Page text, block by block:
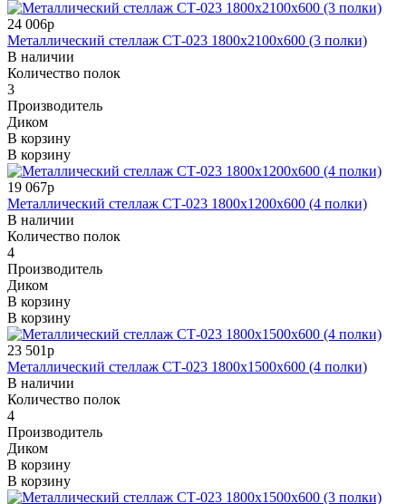
24 006р
Металлический стеллаж СТ-023 1800x2100x600 (3 полки)
В наличии
Количество полок
3
Производитель
Диком
В корзину
В корзину
19 067р
Металлический стеллаж СТ-023 1800x1200x600 (4 полки)
В наличии
Количество полок
4
Производитель
Диком
В корзину
В корзину
23 501р
Металлический стеллаж СТ-023 1800x1500x600 (4 полки)
В наличии
Количество полок
4
Производитель
Диком
В корзину
В корзину